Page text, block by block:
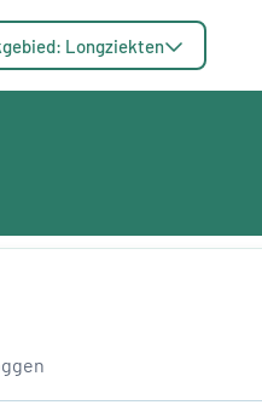
Longziekten